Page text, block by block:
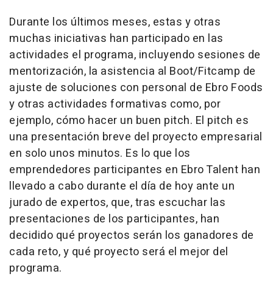
Durante los últimos meses, estas y otras
muchas iniciativas han participado en las
actividades el programa, incluyendo sesiones de
mentorización, la asistencia al Boot/Fitcamp de
ajuste de soluciones con personal de Ebro Foods
y otras actividades formativas como, por
ejemplo, cómo hacer un buen pitch. El pitch es
una presentación breve del proyecto empresarial
en solo unos minutos. Es lo que los
emprendedores participantes en Ebro Talent han
llevado a cabo durante el día de hoy ante un
jurado de expertos, que, tras escuchar las
presentaciones de los participantes, han
decidido qué proyectos serán los ganadores de
cada reto, y qué proyecto será el mejor del
programa.